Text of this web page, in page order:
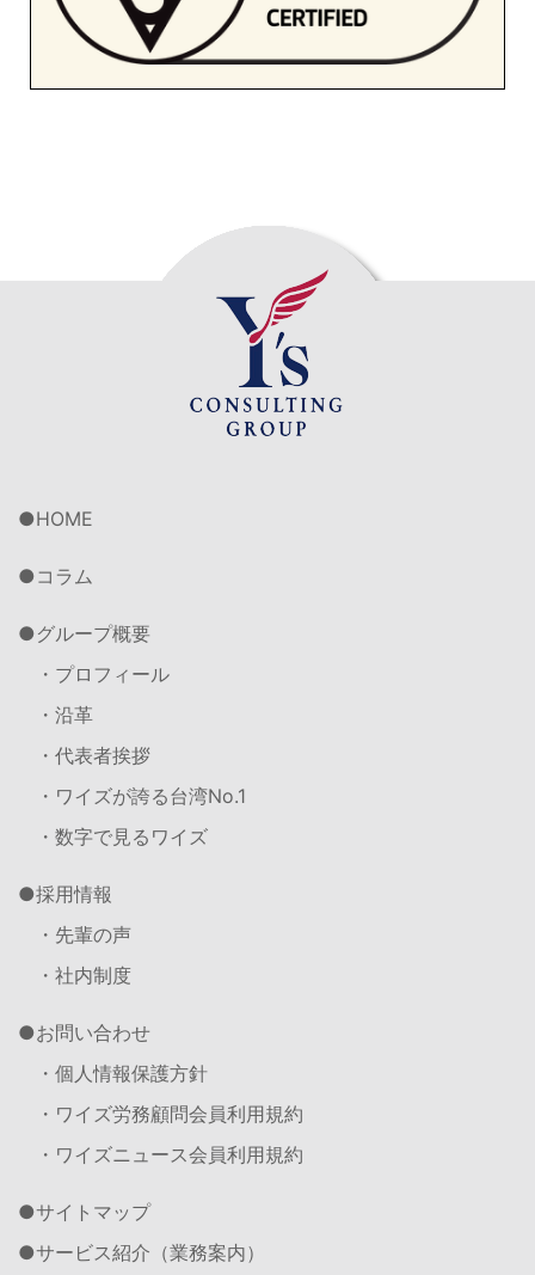
HOME
コラム
グループ概要
・プロフィール
・沿革
・代表者挨拶
・ワイズが誇る台湾No.1
・数字で見るワイズ
採用情報
・先輩の声
・社内制度
お問い合わせ
・個人情報保護方針
・ワイズ労務顧問会員利用規約
・ワイズニュース会員利用規約
サイトマップ
サービス紹介（業務案内）